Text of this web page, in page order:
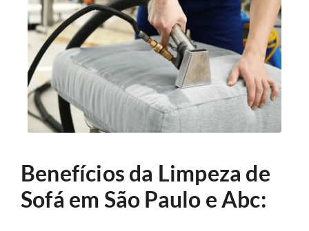
Benefícios da Limpeza de
Sofá em São Paulo e Abc: